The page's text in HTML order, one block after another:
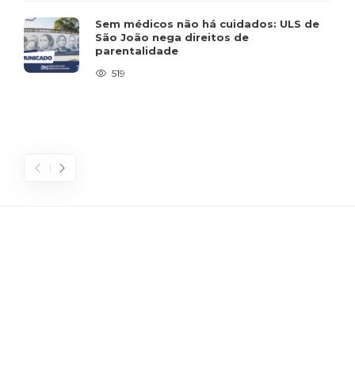
Sem médicos não há cuidados: ULS de
São João nega direitos de
parentalidade
519